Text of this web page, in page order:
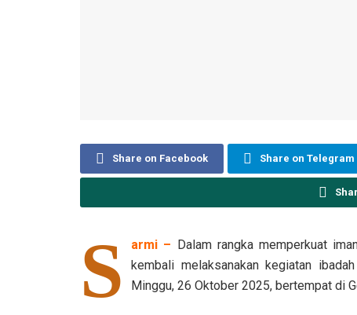
Share on Facebook Share on Telegram
S armi – Dalam rangka memperkuat
kembali melaksanakan kegiatan
Minggu, 26 Oktober 2025, bertempat di